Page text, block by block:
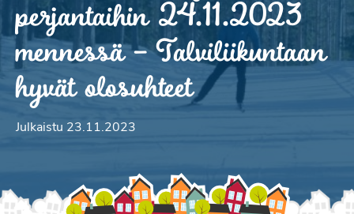
mennessä – Talviliikuntaan
hyvät olosuhteet
Julkaistu 23.11.2023